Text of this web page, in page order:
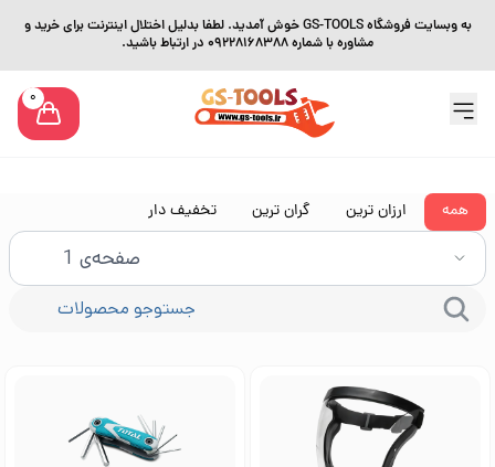
به وبسایت فروشگاه GS-TOOLS خوش آمدید. لطفا بدلیل اختلال اینترنت برای خرید و
مشاوره با شماره 09228168388 در ارتباط باشید.
0
همه ارزان ترین گران ترین تخفیف دار